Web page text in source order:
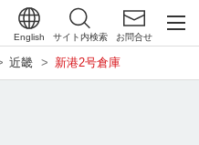
English サイト内検索 お問合せ
近畿 新港2号倉庫